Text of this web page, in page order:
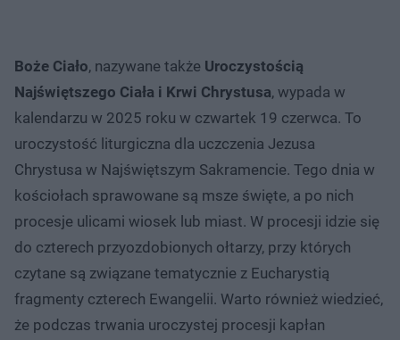
Boże Ciało, nazywane także Uroczystością
Najświętszego Ciała i Krwi Chrystusa, wypada w
kalendarzu w 2025 roku w czwartek 19 czerwca. To
uroczystość liturgiczna dla uczczenia Jezusa
Chrystusa w Najświętszym Sakramencie. Tego dnia w
kościołach sprawowane są msze święte, a po nich
procesje ulicami wiosek lub miast. W procesji idzie się
do czterech przyozdobionych ołtarzy, przy których
czytane są związane tematycznie z Eucharystią
fragmenty czterech Ewangelii. Warto również wiedzieć,
że podczas trwania uroczystej procesji kapłan